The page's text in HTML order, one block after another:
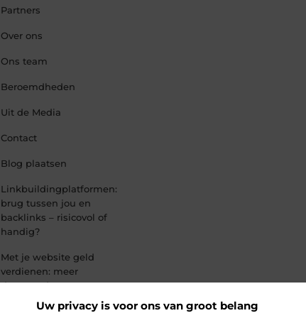
Uw privacy is voor ons van groot belang
Partners
Over ons
Ons team
Beroemdheden
Uit de Media
Contact
Blog plaatsen
Linkbuildingplatformen:
brug tussen jou en
backlinks – risicovol of
handig?
Met je website geld
verdienen: meer
dan een droom,
een slimme
strategie